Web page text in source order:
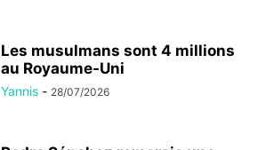
Les musulmans sont 4 millions
au Royaume-Uni
Yannis - 28/07/2026